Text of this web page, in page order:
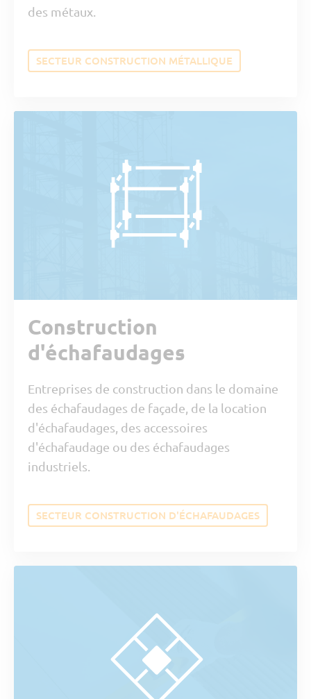
des métaux.
SECTEUR CONSTRUCTION MÉTALLIQUE
Construction
d'échafaudages
Entreprises de construction dans le domaine
des échafaudages de façade, de la location
d'échafaudages, des accessoires
d'échafaudage ou des échafaudages
industriels.
SECTEUR CONSTRUCTION D'ÉCHAFAUDAGES